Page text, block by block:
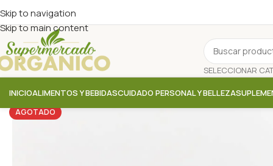
Skip to navigation
Skip to main content
INICIOALIMENTOS Y BEBIDASCUIDADO PERSONAL Y BELLEZA
AGOTADO